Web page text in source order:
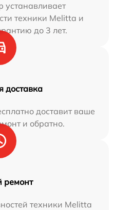
устанавливает
техники Melitta и
до 3 лет.
доставка
доставит ваше
и обратно.
ремонт
техники Melitta